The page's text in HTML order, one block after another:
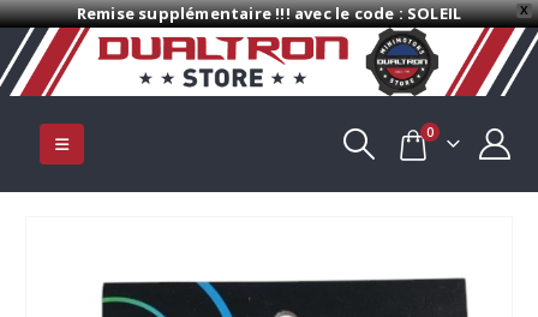
X
Remise supplémentaire !!! avec le code : SOLEIL
0